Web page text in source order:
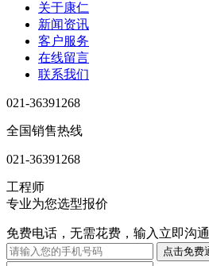
关于康仁
新闻资讯
客户服务
在线留言
联系我们
021-36391268
全国销售热线
021-36391268
工程师
专业为您选型报价
免费电话，无需花费，输入立即沟通